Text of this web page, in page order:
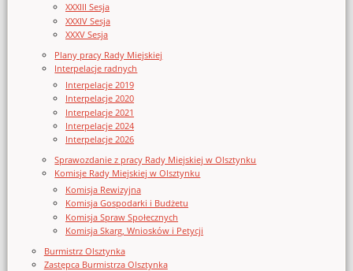
XXXIII Sesja
XXXIV Sesja
XXXV Sesja
Plany pracy Rady Miejskiej
Interpelacje radnych
Interpelacje 2019
Interpelacje 2020
Interpelacje 2021
Interpelacje 2024
Interpelacje 2026
Sprawozdanie z pracy Rady Miejskiej w Olsztynku
Komisje Rady Miejskiej w Olsztynku
Komisja Rewizyjna
Komisja Gospodarki i Budżetu
Komisja Spraw Społecznych
Komisja Skarg, Wniosków i Petycji
Burmistrz Olsztynka
Zastępca Burmistrza Olsztynka